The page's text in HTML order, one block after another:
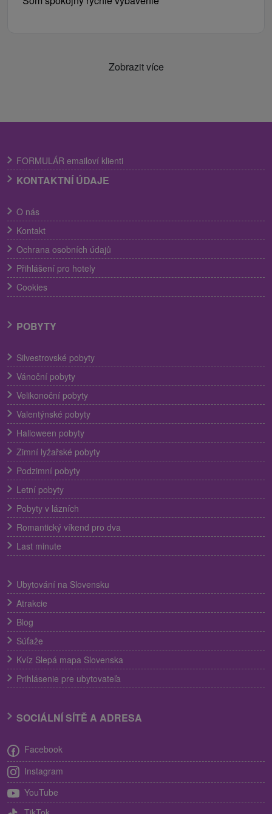
Zobrazit více
FORMULÁR emailoví klienti
KONTAKTNÍ ÚDAJE
O nás
Kontakt
Ochrana osobních údajů
Přihlášení pro hotely
Cookies
POBYTY
Silvestrovské pobyty
Vánoční pobyty
Velikonoční pobyty
Valentýnské pobyty
Halloween pobyty
Zimní lyžařské pobyty
Podzimní pobyty
Letní pobyty
Pobyty v lázních
Romantický víkend pro dva
Last minute
Ubytování na Slovensku
Atrakcie
Blog
Súťaže
Kvíz Slepá mapa Slovenska
Prihlásenie pre ubytovateľa
SOCIÁLNÍ SÍTĚ A ADRESA
Facebook
Instagram
YouTube